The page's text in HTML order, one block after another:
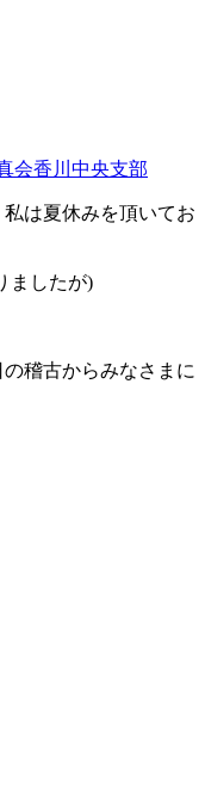
会香川中央支部
は夏休みを頂いてお
ましたが)
稽古からみなさまに